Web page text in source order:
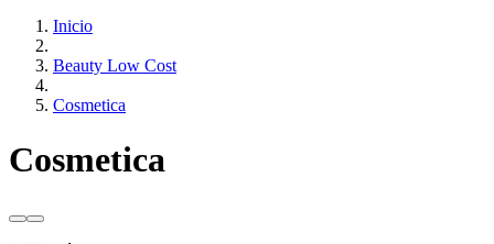
Inicio
Beauty Low Cost
Cosmetica
Cosmetica